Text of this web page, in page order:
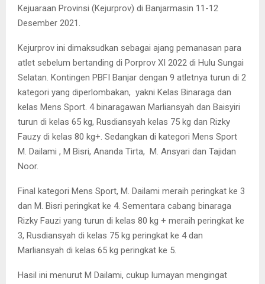
Kejuaraan Provinsi (Kejurprov) di Banjarmasin 11-12
Desember 2021.
Kejurprov ini dimaksudkan sebagai ajang pemanasan para
atlet sebelum bertanding di Porprov XI 2022 di Hulu Sungai
Selatan. Kontingen PBFI Banjar dengan 9 atletnya turun di 2
kategori yang diperlombakan, yakni Kelas Binaraga dan
kelas Mens Sport. 4 binaragawan Marliansyah dan Baisyiri
turun di kelas 65 kg, Rusdiansyah kelas 75 kg dan Rizky
Fauzy di kelas 80 kg+. Sedangkan di kategori Mens Sport
M. Dailami , M Bisri, Ananda Tirta, M. Ansyari dan Tajidan
Noor.
Final kategori Mens Sport, M. Dailami meraih peringkat ke 3
dan M. Bisri peringkat ke 4. Sementara cabang binaraga
Rizky Fauzi yang turun di kelas 80 kg + meraih peringkat ke
3, Rusdiansyah di kelas 75 kg peringkat ke 4 dan
Marliansyah di kelas 65 kg peringkat ke 5.
Hasil ini menurut M Dailami, cukup lumayan mengingat